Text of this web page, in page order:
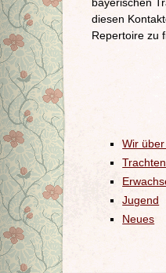
diesen
Repertoire zu
Wir
Trachten
Jugend
Neues